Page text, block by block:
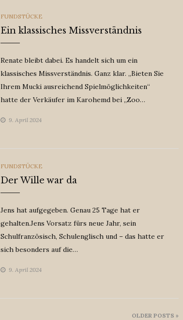
CATEGORIES
FUNDSTÜCKE
Ein klassisches Missverständnis
Renate bleibt dabei. Es handelt sich um ein
klassisches Missverständnis. Ganz klar. „Bieten Sie
Ihrem Mucki ausreichend Spielmöglichkeiten“
hatte der Verkäufer im Karohemd bei „Zoo…
9. April 2024
CATEGORIES
FUNDSTÜCKE
Der Wille war da
Jens hat aufgegeben. Genau 25 Tage hat er
gehalten.Jens Vorsatz fürs neue Jahr, sein
Schulfranzösisch, Schulenglisch und – das hatte er
sich besonders auf die…
9. April 2024
OLDER POSTS »